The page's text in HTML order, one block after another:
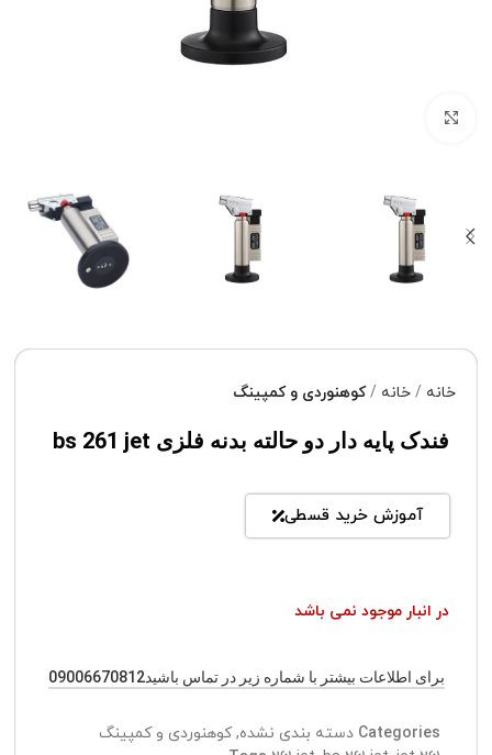
خانه خانه کوهنوردی و کمپینگ
فندک پایه دار دو حالته بدنه فلزی bs 261 jet
آموزش خرید قسطی
در انبار موجود نمی باشد
برای اطلاعات بیشتر با شماره زیر در تماس باشید09006670812
Categories دسته بندی نشده,کوهنوردی و کمپینگ